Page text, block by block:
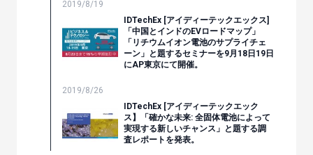
2019/8/19
IDTechEx [アイディーテックエックス]
「中国とインドのEVロードマップ」
「リチウムイオン電池のサプライチェ
ーン」と題するセミナーを9月18日19日
にAP東京にて開催。
2019/8/26
IDTechEx [アイディーテックエック
ス】「確かな未来: 全固体電池によって
実現する新しいチャンス」と題する調
査レポートを発表。